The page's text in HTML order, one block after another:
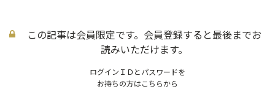
この記事は会員限定です。会員登録すると最後までお
読みいただけます。
ログインＩＤとパスワードを
お持ちの方はこちらから